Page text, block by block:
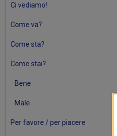
Ci vediamo!
Come va?
Come sta?
Come stai?
Bene
Male
Per favore / per piacere